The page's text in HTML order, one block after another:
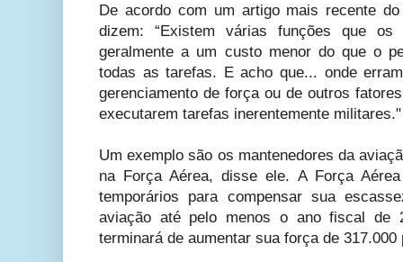
De acordo com um artigo mais recente
dizem: “Existem várias funções que os
geralmente a um custo menor do que o
todas as tarefas. E acho que... onde
gerenciamento de força ou de outros
executarem tarefas inerentemente militares."
Um exemplo são os mantenedores da
na Força Aérea, disse ele. A Força
temporários para compensar sua
aviação até pelo menos o ano fiscal de
terminará de aumentar sua força de 317.000